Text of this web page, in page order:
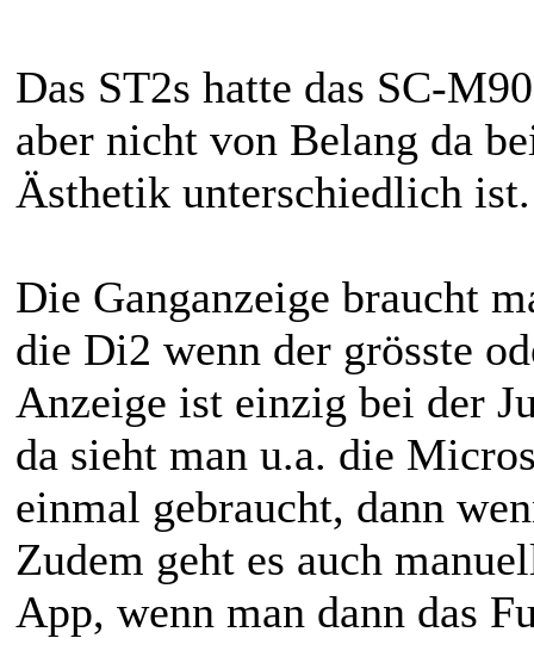
Das ST2s hatte das SC-
aber nicht von Belang da
Ästhetik unterschiedlich ist.
Die Ganganzeige braucht
die Di2 wenn der grösste
Anzeige ist einzig bei der
da sieht man u.a. die
einmal gebraucht, dann
Zudem geht es auch
App, wenn man dann das